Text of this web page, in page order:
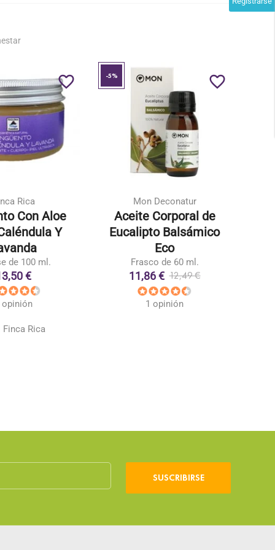
Rica
Con Aloe
Y
de 100 ml.
€
opinión
Finca Rica
favorite_border -5%
Mon Deconatur
Aceite Corporal de
Eucalipto Balsámico
Eco
Frasco de 60 ml.
11,86 € 12,49 €
1 opinión
favorite_border
SUSCRIBIRSE